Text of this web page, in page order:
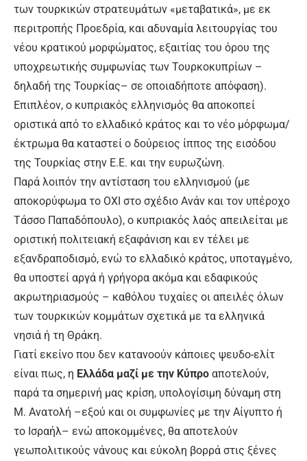
των τουρκικών στρατευμάτων «μεταβατικά», με εκ
περιτροπής Προεδρία, και αδυναμία λειτουργίας του
νέου κρατικού μορφώματος, εξαιτίας του όρου της
υποχρεωτικής συμφωνίας των Τουρκοκυπρίων –
δηλαδή της Τουρκίας– σε οποιαδήποτε απόφαση).
Επιπλέον, ο κυπριακός ελληνισμός θα αποκοπεί
οριστικά από το ελλαδικό κράτος και το νέο μόρφωμα/
έκτρωμα θα καταστεί ο δούρειος ίππος της εισόδου
της Τουρκίας στην Ε.Ε. και την ευρωζώνη.
Παρά λοιπόν την αντίσταση του ελληνισμού (με
αποκορύφωμα το ΟΧΙ στο σχέδιο Ανάν και τον υπέροχο
Τάσσο Παπαδόπουλο), ο κυπριακός λαός απειλείται με
οριστική πολιτειακή εξαφάνιση και εν τέλει με
εξανδραποδισμό, ενώ το ελλαδικό κράτος, υποταγμένο,
θα υποστεί αργά ή γρήγορα ακόμα και εδαφικούς
ακρωτηριασμούς – καθόλου τυχαίες οι απειλές όλων
των τουρκικών κομμάτων σχετικά με τα ελληνικά
νησιά ή τη Θράκη.
Γιατί εκείνο που δεν κατανοούν κάποιες ψευδο-ελίτ
είναι πως, η Ελλάδα μαζί με την Κύπρο αποτελούν,
παρά τα σημερινή μας κρίση, υπολογίσιμη δύναμη στη
Μ. Ανατολή –εξού και οι συμφωνίες με την Αίγυπτο ή
το Ισραήλ– ενώ αποκομμένες, θα αποτελούν
γεωπολιτικούς νάνους και εύκολη βορρά στις ξένες